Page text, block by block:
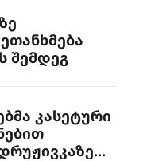
შემდეგ
კასეტური